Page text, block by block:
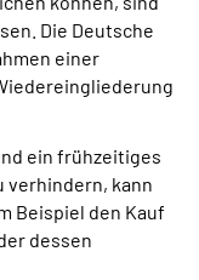
Die Deutsche
einer
ein frühzeitiges
verhindern, kann
Beispiel den Kauf
dessen